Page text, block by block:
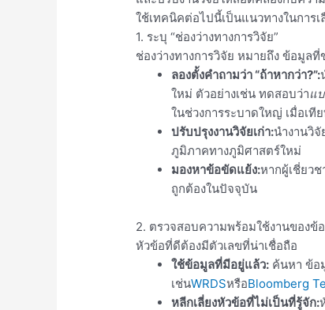
ใช้เทคนิคต่อไปนี้เป็นแนวทางในการ
1. ระบุ “ช่องว่างทางการวิจัย”
ช่องว่างทางการวิจัย หมายถึง ข้อมูล
ลองตั้งคำถามว่า “ถ้าหากว่า?”:
ใหม่ ตัวอย่างเช่น ทดสอบว่าแ
ในช่วงการระบาดใหญ่ เมื่อเที
ปรับปรุงงานวิจัยเก่า:นำงานวิ
ภูมิภาคทางภูมิศาสตร์ใหม่
มองหาข้อขัดแย้ง:หากผู้เชี่ยว
ถูกต้องในปัจจุบัน
2. ตรวจสอบความพร้อมใช้งานของข้
หัวข้อที่ดีต้องมีตัวเลขที่น่าเชื่อถือ
ใช้ข้อมูลที่มีอยู่แล้ว: ค้นหา ข้อ
เช่นWRDSหรือBloomberg
หลีกเลี่ยงหัวข้อที่ไม่เป็นที่รู้จัก: